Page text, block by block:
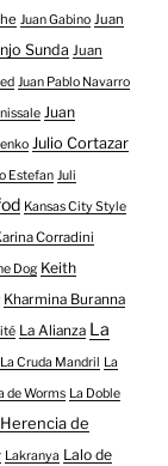
Juan Gabino Juan
Sunda Juan
Juan Pablo Navarro
Juan
Julio Cortazar
Estefan Juli
Kansas City Style
Corradini
Dog Keith
Kharmina Buranna
La Alianza La
La Cruda Mandril La
de Worms La Doble
de
Lakranya Lalo de